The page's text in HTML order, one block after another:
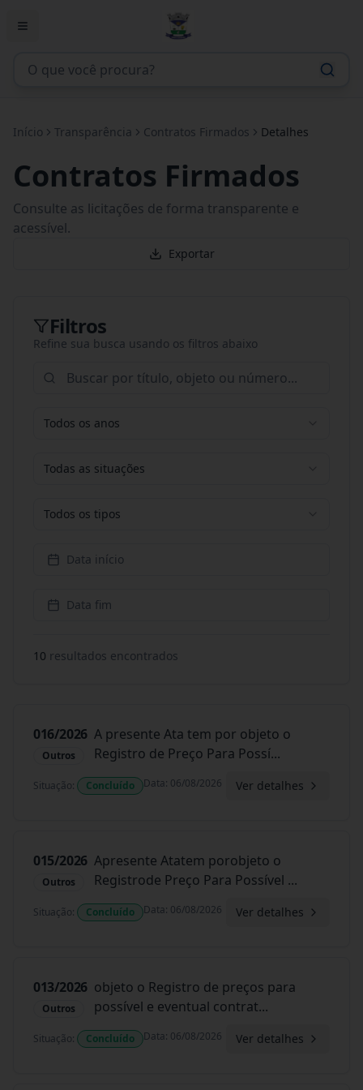
Início Transparência Contratos Firmados Detalhes
Contratos Firmados
Consulte as licitações de forma transparente e
acessível.
Exportar
Filtros
Refine sua busca usando os filtros abaixo
Todos os anos
Todas as situações
Todos os tipos
Data início
Data fim
10 resultados encontrados
016/2026
Outros
A presente Ata tem por objeto o
Registro de Preço Para Possí...
Situação: Concluído Data: 06/08/2026 Ver detalhes
015/2026
Outros
Apresente Atatem porobjeto o
Registrode Preço Para Possível ...
Situação: Concluído Data: 06/08/2026 Ver detalhes
013/2026
Outros
objeto o Registro de preços para
possível e eventual contrat...
Situação: Concluído Data: 06/08/2026 Ver detalhes